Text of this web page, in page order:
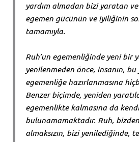
yardım almadan bizi yaratan ve
egemen gücünün ve iyiliğinin
tamamıyla.
Ruh’un egemenliğinde yeni bir
yenilenmeden önce, insanın, bu
egemenliğe hazırlanmasına
Benzer biçimde, yeniden
egemenlikte kalmasına da
bulunamamaktadır. Ruh,
almaksızın, bizi yenilediğinde,